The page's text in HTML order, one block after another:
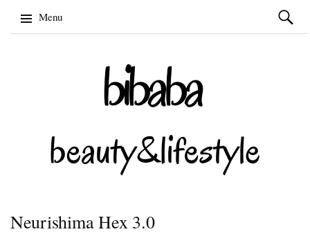
Menu
Szukaj:
Neurishima Hex 3.0